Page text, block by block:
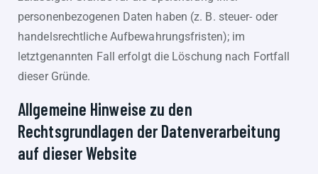
personenbezogenen Daten haben (z. B. steuer- oder
handelsrechtliche Aufbewahrungsfristen); im
letztgenannten Fall erfolgt die Löschung nach Fortfall
dieser Gründe.
Allgemeine Hinweise zu den
Rechtsgrundlagen der Datenverarbeitung
auf dieser Website